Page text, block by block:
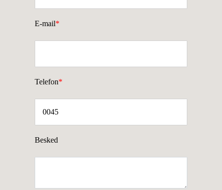
E-mail*
Telefon*
Besked